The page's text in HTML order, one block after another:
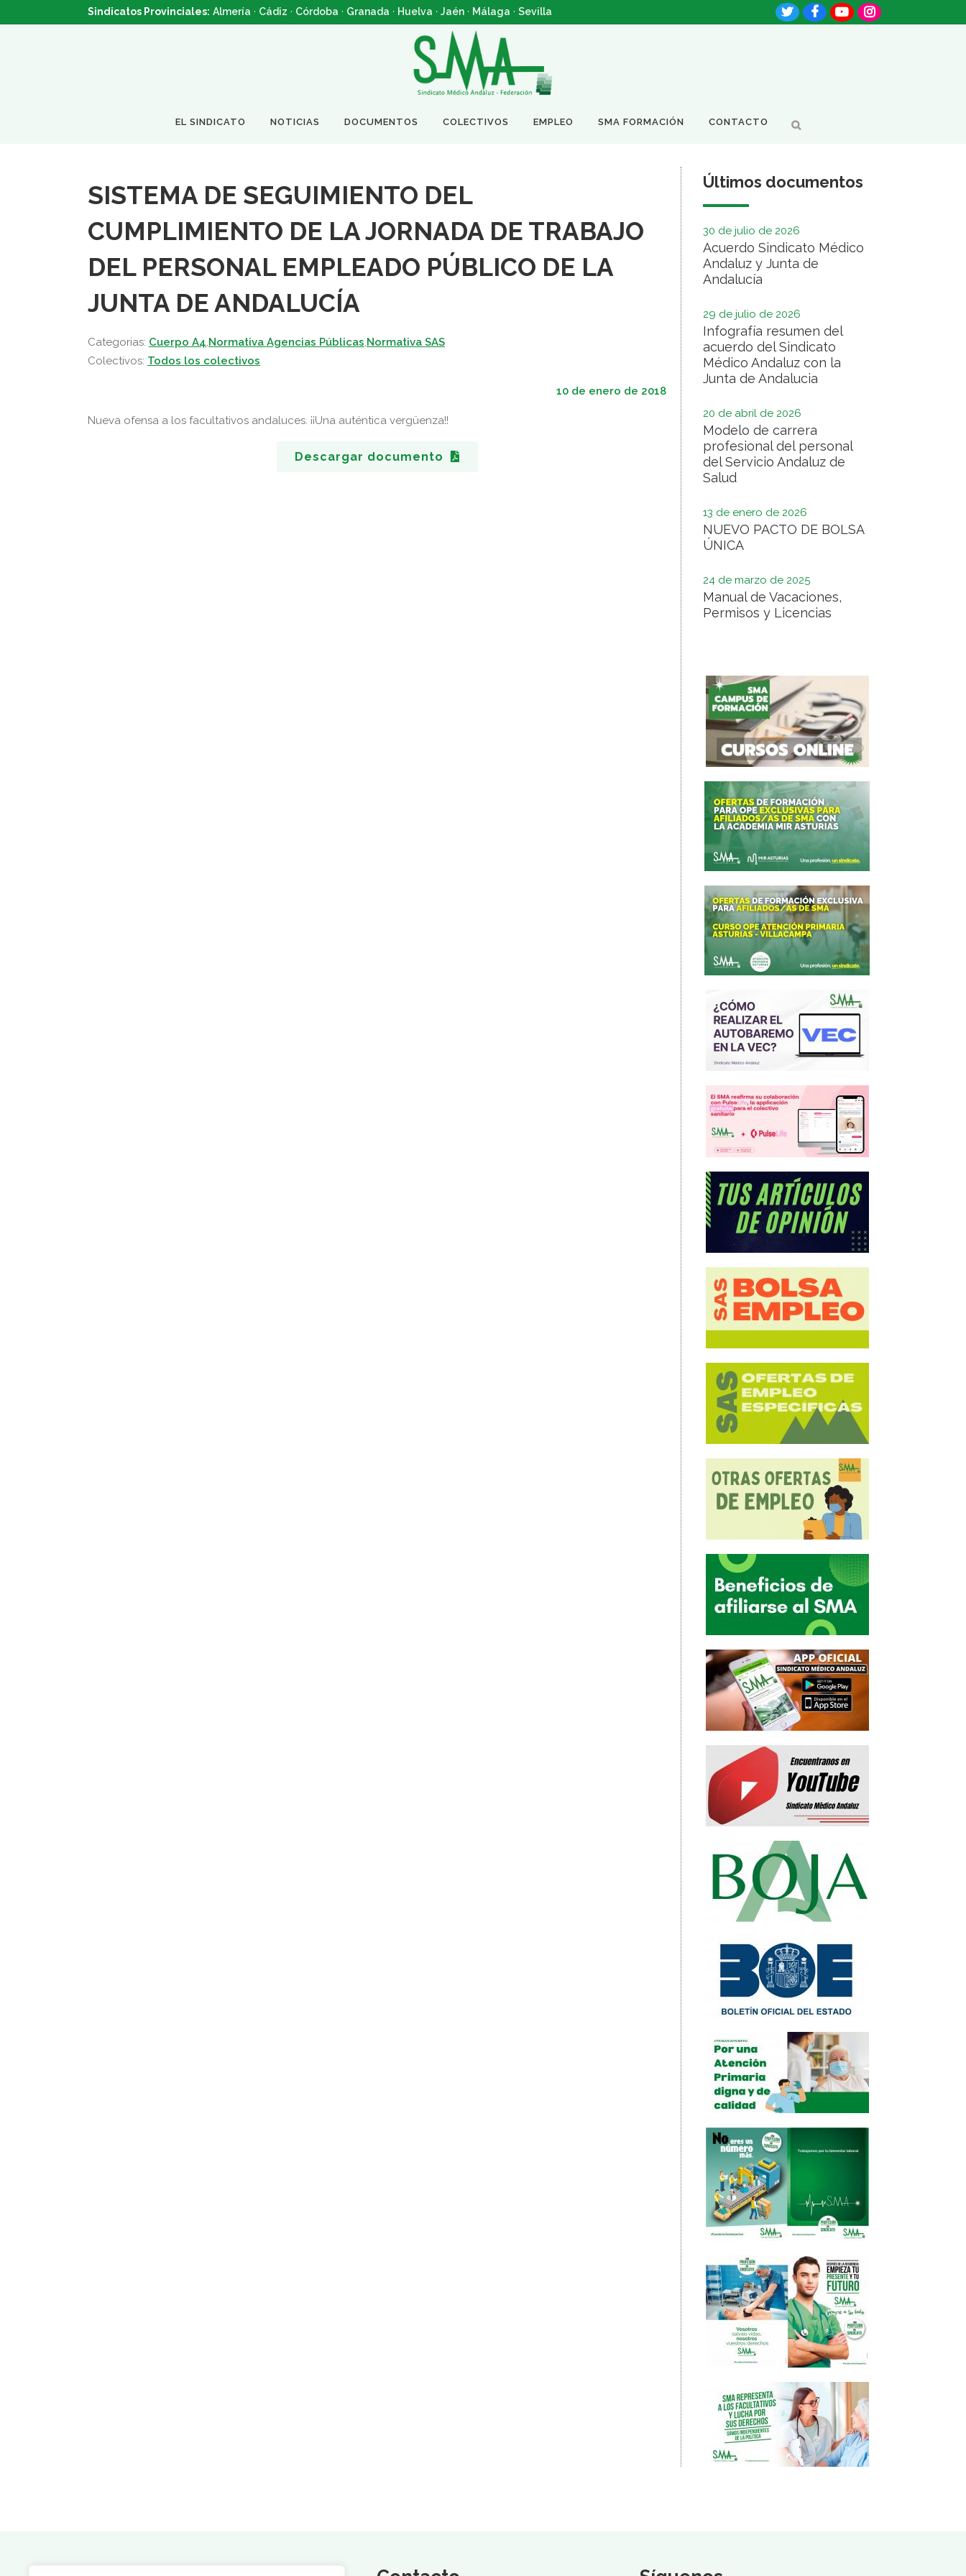
Sindicatos Provinciales: Almería · Cádiz · Córdoba · Granada · Huelva · Jaén · Málaga · Sevilla
EL SINDICATO NOTICIAS DOCUMENTOS COLECTIVOS EMPLEO SMA FORMACIÓN CONTACTO
SISTEMA DE SEGUIMIENTO DEL
CUMPLIMIENTO DE LA JORNADA DE TRABAJO
DEL PERSONAL EMPLEADO PÚBLICO DE LA
JUNTA DE ANDALUCÍA
Categorias: Cuerpo A4,Normativa Agencias Públicas,Normativa SAS
Colectivos: Todos los colectivos
10 de enero de 2018
Nueva ofensa a los facultativos andaluces. ¡¡Una auténtica vergüenza!!
Descargar documento
Últimos documentos
30 de julio de 2026
Acuerdo Sindicato Médico
Andaluz y Junta de
Andalucía
29 de julio de 2026
Infografía resumen del
acuerdo del Sindicato
Médico Andaluz con la
Junta de Andalucia
20 de abril de 2026
Modelo de carrera
profesional del personal
del Servicio Andaluz de
Salud
13 de enero de 2026
NUEVO PACTO DE BOLSA
ÚNICA
24 de marzo de 2025
Manual de Vacaciones,
Permisos y Licencias